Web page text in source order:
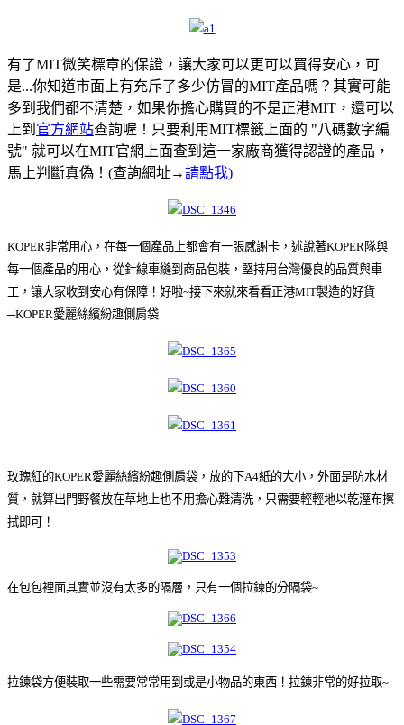
有了MIT微笑標章的保證，讓大家可以更可以買得安心，可
是...你知道市面上有充斥了多少仿冒的MIT產品嗎？其實可能
多到我們都不清楚，如果你擔心購買的不是正港MIT，還可以
上到 官方網站查詢喔！只要利用MIT標籤上面的 "八碼數字編
號" 就可以在MIT官網上面查到這一家廠商獲得認證的產品，
馬上判斷真偽！(查詢網址→請點我)
KOPER非常用心，在每一個產品上都會有一張感謝卡，述說著KOPER隊與
每一個產品的用心，從針線車縫到商品包裝，堅持用台灣優良的品質與車
工，讓大家收到安心有保障！好啦~接下來就來看看正港MIT製造的好貨
─KOPER愛麗絲繽紛趣側肩袋
玫瑰紅的KOPER愛麗絲繽紛趣側肩袋，放的下A4紙的大小，外面是防水材
質，就算出門野餐放在草地上也不用擔心難清洗，只需要輕輕地以乾溼布擦
拭即可！
在包包裡面其實並沒有太多的隔層，只有一個拉鍊的分隔袋~
拉鍊袋方便裝取一些需要常常用到或是小物品的東西！拉鍊非常的好拉取~